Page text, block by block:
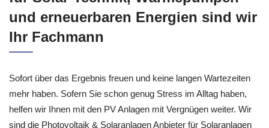
und erneuerbaren Energien sind wir
Ihr Fachmann
Sofort über das Ergebnis freuen und keine langen Wartezeiten
mehr haben. Sofern Sie schon genug Stress im Alltag haben,
helfen wir Ihnen mit den PV Anlagen mit Vergnügen weiter. Wir
sind die Photovoltaik & Solaranlagen Anbieter für Solaranlagen